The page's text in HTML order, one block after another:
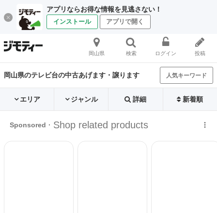
アプリならお得な情報を見逃さない！
インストール アプリで開く
岡山県 検索 ログイン 投稿
岡山県のテレビ台の中古あげます・譲ります 人気キーワード
エリア ジャンル 詳細 新着順